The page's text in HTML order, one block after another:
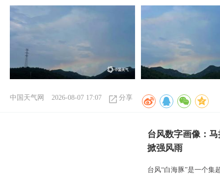
中国天气网 2026-08-07 17:07 分享
台风数字画像：
掀强风雨
台风“白海豚”是一个集